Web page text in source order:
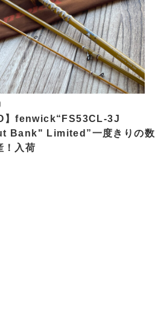
】fenwick“FS53CL-3J
Bank" Limited”一度きりの数
！入荷